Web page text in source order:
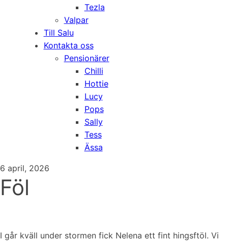
Tezla
Valpar
Till Salu
Kontakta oss
Pensionärer
Chilli
Hottie
Lucy
Pops
Sally
Tess
Ässa
6 april, 2026
Föl
I går kväll under stormen fick Nelena ett fint hingsftöl. Vi